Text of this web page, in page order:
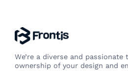
We’re a diverse and
ownership of your design and